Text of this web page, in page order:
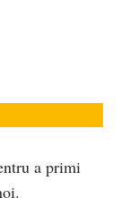
a primi